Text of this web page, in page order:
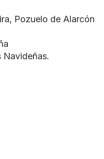
Pozuelo de Alarcón
Navideñas.